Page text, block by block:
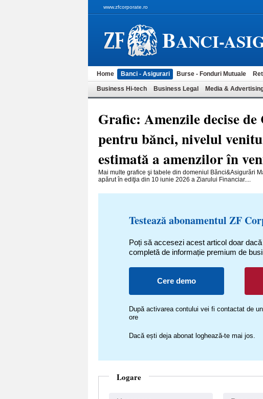
www.zfcorporate.ro
BANCI-
Home Banci - Asigurari Burse - Fonduri Mutuale
Business Hi-tech Business Legal Media &
Grafic: Amenzile decise
pentru bănci, nivelul
estimată a amenzilor în
Mai multe grafice şi tabele din domeniul Bănci&Asigurări
apărut în ediţia din 10 iunie 2026 a Ziarului Financiar....
Testează abonamentul ZF
Poți să accesezi acest articol doar
completă de informație premium de
Cere demo
După activarea contului vei fi contactat de
ore
Dacă ești deja abonat loghează-te mai jos.
Logare